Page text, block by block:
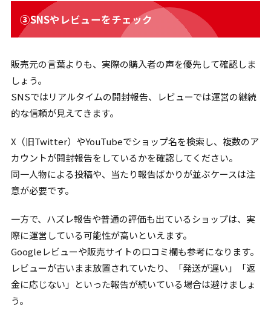
③SNSやレビューをチェック
販売元の言葉よりも、実際の購入者の声を優先して確認しま
しょう。
SNSではリアルタイムの開封報告、レビューでは運営の継続
的な信頼が見えてきます。
X（旧Twitter）やYouTubeでショップ名を検索し、複数のア
カウントが開封報告をしているかを確認してください。
同一人物による投稿や、当たり報告ばかりが並ぶケースは注
意が必要です。
一方で、ハズレ報告や普通の評価も出ているショップは、実
際に運営している可能性が高いといえます。
Googleレビューや販売サイトの口コミ欄も参考になります。
レビューが古いまま放置されていたり、「発送が遅い」「返
金に応じない」といった報告が続いている場合は避けましょ
う。